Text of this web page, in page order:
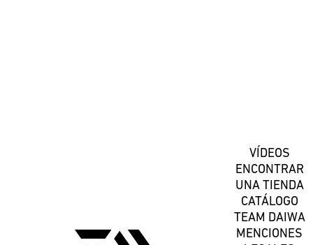
VÍDEOS
ENCONTRAR
UNA TIENDA
CATÁLOGO
TEAM DAIWA
MENCIONES